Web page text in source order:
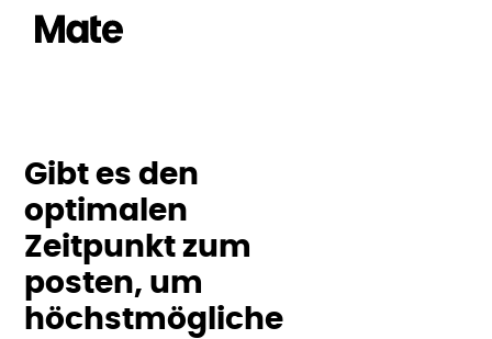
Gibt es den
optimalen
Zeitpunkt zum
posten, um
höchstmögliche